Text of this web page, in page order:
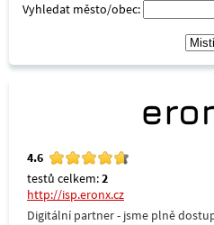
Vyhledat město/obec:
4.6
testů celkem:2
http://isp.eronx.cz
Digitální partner - jsme plně